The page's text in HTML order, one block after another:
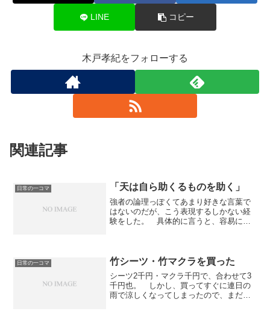
LINE コピー
木戸孝紀をフォローする
関連記事
日常の一コマ 「天は自ら助くるものを助く」
強者の論理っぽくてあまり好きな言葉で
はないのだが、こう表現するしかない経
験をした。 具体的に言うと、容易には
ペアを保存していたのを発見したの
だ。 ものすごく下らないことだけど、
とてもうれしい。おまけ 地獄から天
国。第4回MMD杯本選はレベル高すぎて
困る。【ニコニコ動画】【第4回MMD杯
日常の一コマ 竹シーツ・竹マクラを買った
シーツ2千円・マクラ千円で、合わせて3
千円也。 しかし、買ってすぐに連日の
雨で涼しくなってしまったので、まだ効